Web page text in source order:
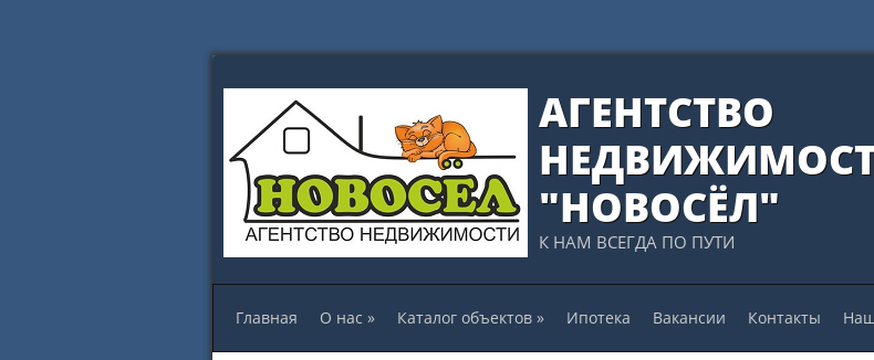
АГЕНТСТВО
"НОВОСЁЛ"
К НАМ ВСЕГДА ПО ПУТИ
Главная О нас » Каталог объектов » Ипотека Вакансии Контакты